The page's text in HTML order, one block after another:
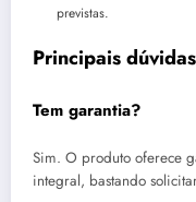
previstas.
Principais
Tem garantia?
Sim. O produto oferece
integral, bastando